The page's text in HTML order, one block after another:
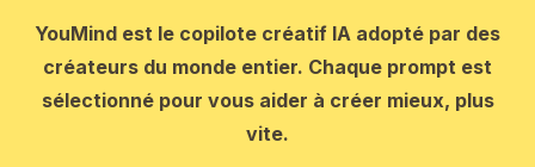
YouMind est le copilote créatif IA adopté par des
créateurs du monde entier. Chaque prompt est
sélectionné pour vous aider à créer mieux, plus
vite.